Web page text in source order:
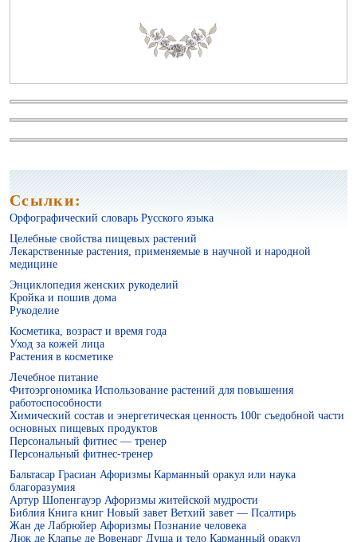
Целебные свойства пищевых растений
Цветущая косметика
Косметика, возраст и время года
Ссылки:
Орфографический словарь Русского языка
Целебные свойства пищевых растений
Лекарственные растения, применяемые в научной и народной
медицине
Энциклопедия женских рукоделий
Кройка и пошив дома
Рукоделие
Косметика, возраст и время года
Уход за кожей лица
Растения в косметике
Лечебное питание
Фитоэргономика Использование растений для повышения
работоспособности
Химический состав и энергетическая ценность 100г съедобной части
основных пищевых продуктов
Персональный фитнес — тренер
Персональный фитнес-тренер
Бальтасар Грасиан Афоризмы Карманный оракул или наука
благоразумия
Артур Шопенгауэр Афоризмы житейской мудрости
Библия Книга книг Новый завет Ветхий завет — Псалтирь
Жан де Лабрюйер Афоризмы Познание человека
Люк де Клапье де Вовенарг Душа и тело Карманный оракул